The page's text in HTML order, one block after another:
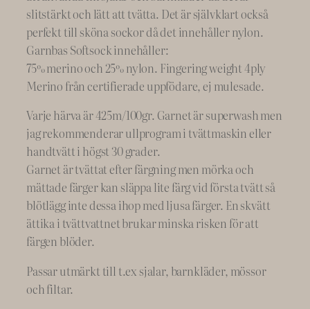
slitstärkt och lätt att tvätta. Det är självklart också
perfekt till sköna sockor då det innehåller nylon.
Garnbas Softsock innehåller:
75% merino och 25% nylon. Fingering weight 4ply
Merino från certifierade uppfödare, ej mulesade.
Varje härva är 425m/100gr. Garnet är superwash men
jag rekommenderar ullprogram i tvättmaskin eller
handtvätt i högst 30 grader.
Garnet är tvättat efter färgning men mörka och
mättade färger kan släppa lite färg vid första tvätt så
blötlägg inte dessa ihop med ljusa färger. En skvätt
ättika i tvättvattnet brukar minska risken för att
färgen blöder.
Passar utmärkt till t.ex sjalar, barnkläder, mössor
och filtar.